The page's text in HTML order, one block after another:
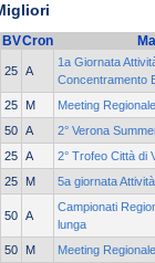
BVCron
25 A
1a Giornata
Concentramento
25 M
Meeting
50 A
2° Verona
25 A
2° Trofeo Città di
25 M 5a giornata
50 A
Campionati
lunga
50 M Meeting